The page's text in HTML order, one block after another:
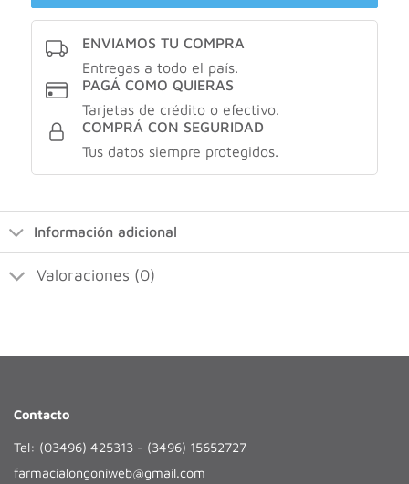
ENVIAMOS TU COMPRA
Entregas a todo el país.
PAGÁ COMO QUIERAS
Tarjetas de crédito o efectivo.
COMPRÁ CON SEGURIDAD
Tus datos siempre protegidos.
Información adicional
Valoraciones (0)
Contacto
Tel: (03496) 425313 - (3496) 15652727
farmacialongoniweb@gmail.com